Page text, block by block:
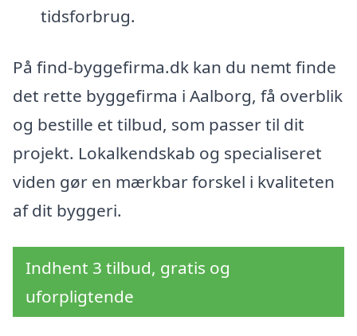
tidsforbrug.
På find-byggefirma.dk kan du nemt finde
det rette byggefirma i Aalborg, få overblik
og bestille et tilbud, som passer til dit
projekt. Lokalkendskab og specialiseret
viden gør en mærkbar forskel i kvaliteten
af dit byggeri.
Indhent 3 tilbud, gratis og
uforpligtende